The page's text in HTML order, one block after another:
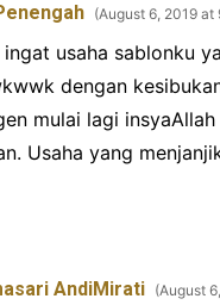
August 6, 2019 at
usaha sablonku
dengan
mulai lagi
Usaha yang
AndiMirati August